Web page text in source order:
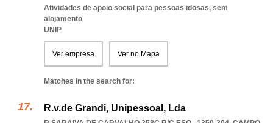
Atividades de apoio social para pessoas idosas, sem
alojamento
UNIP
Ver empresa Ver no Mapa
Matches in the search for:
R.v.de Grandi, Unipessoal, Lda